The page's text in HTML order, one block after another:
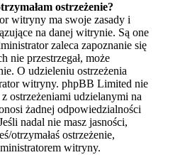
ostrzeżenie?
witryny ma swoje zasady i
na danej witrynie. Są one
zaleca zapoznanie się
nie przestrzegał, może
O udzieleniu ostrzeżenia
witryny. phpBB Limited nie
ostrzeżeniami udzielanymi na
żadnej odpowiedzialności
nadal nie masz jasności,
otrzymałaś ostrzeżenie,
witryny.